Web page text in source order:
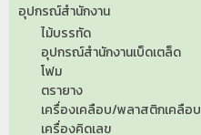
อุปกรณ์สำนักงาน
ไม้บรรทัด
อุปกรณ์สำนักงานเบ็ดเตล็ด
โฟม
ตรายาง
เครื่องเคลือบ/พลาสติกเคลือบ
เครื่องคิดเลข